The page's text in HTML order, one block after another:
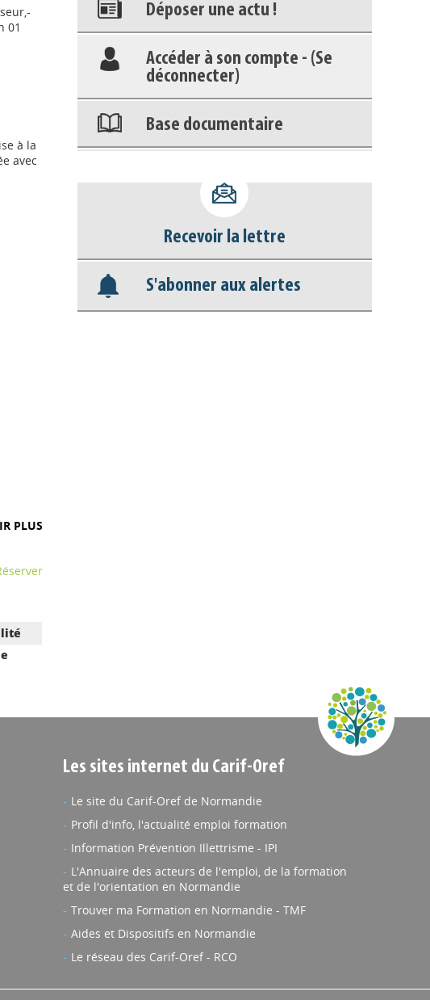
01
à la
avec
PLUS
Déposer une actu !
Accéder à son compte - (Se
déconnecter)
Base documentaire
Appels à projets
Recevoir la lettre
S'abonner aux alertes
Les sites internet du Carif-Oref
Le site du Carif-Oref de Normandie
Profil d'info, l'actualité emploi formation
Information Prévention Illettrisme - IPI
L'Annuaire des acteurs de l'emploi, de la formation
et de l'orientation en Normandie
Trouver ma Formation en Normandie - TMF
Aides et Dispositifs en Normandie
Le réseau des Carif-Oref - RCO